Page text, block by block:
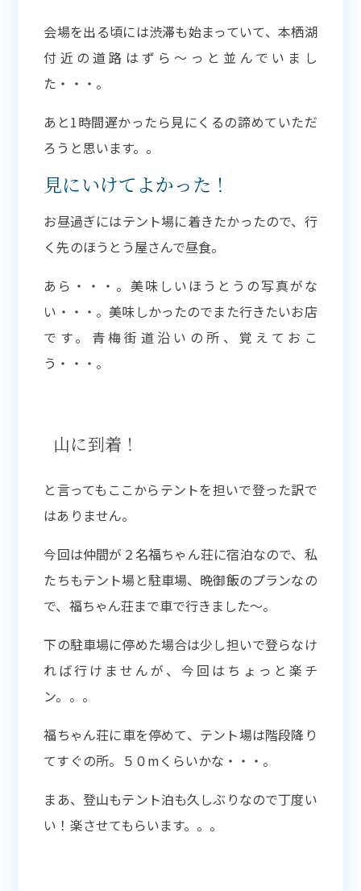
会場を出る頃には渋滞も始まっていて、本栖湖
付近の道路はずら〜っと並んでいまし
た・・・。
あと1時間遅かったら見にくるの諦めていただ
ろうと思います。。
見にいけてよかった！
お昼過ぎにはテント場に着きたかったので、行
く先のほうとう屋さんで昼食。
あら・・・。美味しいほうとうの写真がな
い・・・。美味しかったのでまた行きたいお店
です。青梅街道沿いの所、覚えておこ
う・・・。
山に到着！
と言ってもここからテントを担いで登った訳で
はありません。
今回は仲間が２名福ちゃん荘に宿泊なので、私
たちもテント場と駐車場、晩御飯のプランなの
で、福ちゃん荘まで車で行きました〜。
下の駐車場に停めた場合は少し担いで登らなけ
れば行けませんが、今回はちょっと楽チ
ン。。。
福ちゃん荘に車を停めて、テント場は階段降り
てすぐの所。５０mくらいかな・・・。
まあ、登山もテント泊も久しぶりなので丁度い
い！楽させてもらいます。。。